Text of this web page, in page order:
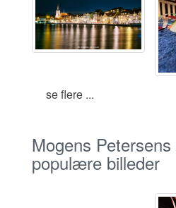
se flere ...
Mogens
populære billeder